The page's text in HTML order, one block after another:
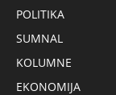
POLITIKA
SUMNAL
KOLUMNE
EKONOMIJA